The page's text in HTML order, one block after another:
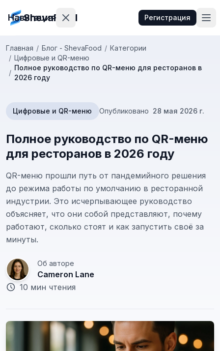
ShevaFood Регистрация
Навигация
Цены
Что
Войти
🇷🇺 Русский
Главная / Блог - ShevaFood / Категории
/ Цифровые и QR-меню
/
Полное руководство по QR-меню для ресторанов в
2026 году
Цифровые и QR-меню Опубликовано 28 мая 2026 г.
Полное руководство по QR-меню
для ресторанов в 2026 году
QR-меню прошли путь от пандемийного решения
до режима работы по умолчанию в ресторанной
индустрии. Это исчерпывающее руководство
объясняет, что они собой представляют, почему
работают, сколько стоят и как запустить своё за
минуты.
Об авторе
Cameron Lane
10 мин чтения